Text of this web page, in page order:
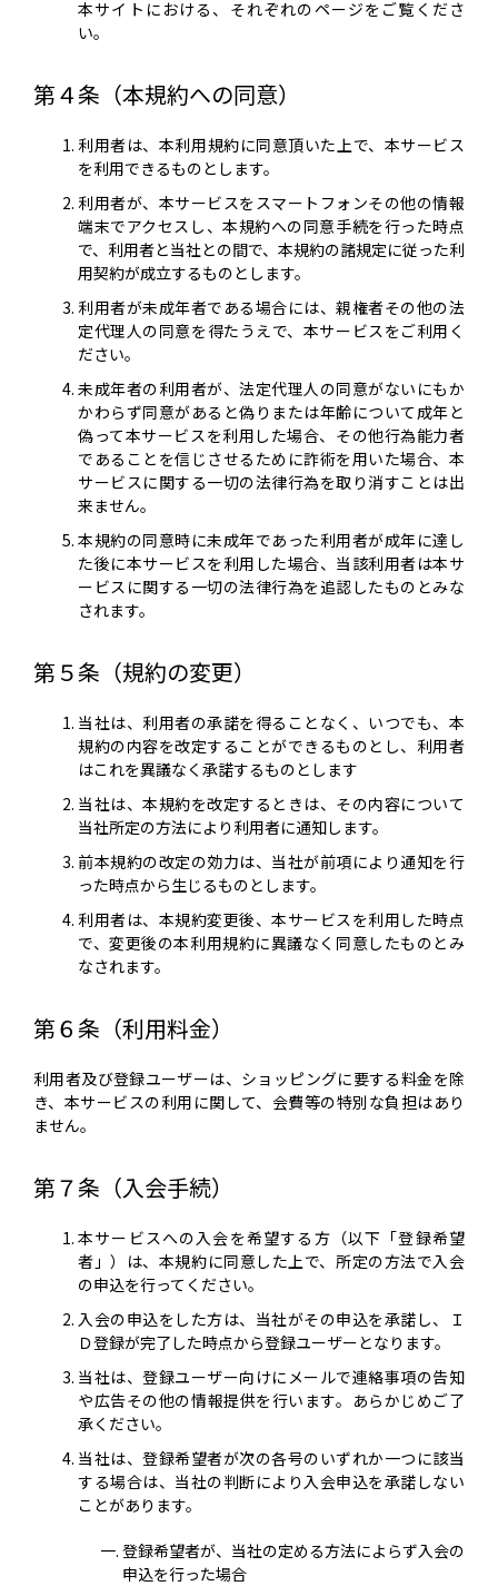
本サイトにおける、それぞれのページをご覧くださ
い。
第４条（本規約への同意）
利用者は、本利用規約に同意頂いた上で、本サービス
を利用できるものとします。
利用者が、本サービスをスマートフォンその他の情報
端末でアクセスし、本規約への同意手続を行った時点
で、利用者と当社との間で、本規約の諸規定に従った利
用契約が成立するものとします。
利用者が未成年者である場合には、親権者その他の法
定代理人の同意を得たうえで、本サービスをご利用く
ださい。
未成年者の利用者が、法定代理人の同意がないにもか
かわらず同意があると偽りまたは年齢について成年と
偽って本サービスを利用した場合、その他行為能力者
であることを信じさせるために詐術を用いた場合、本
サービスに関する一切の法律行為を取り消すことは出
来ません。
本規約の同意時に未成年であった利用者が成年に達し
た後に本サービスを利用した場合、当該利用者は本サ
ービスに関する一切の法律行為を追認したものとみな
されます。
第５条（規約の変更）
当社は、利用者の承諾を得ることなく、いつでも、本
規約の内容を改定することができるものとし、利用者
はこれを異議なく承諾するものとします
当社は、本規約を改定するときは、その内容について
当社所定の方法により利用者に通知します。
前本規約の改定の効力は、当社が前項により通知を行
った時点から生じるものとします。
利用者は、本規約変更後、本サービスを利用した時点
で、変更後の本利用規約に異議なく同意したものとみ
なされます。
第６条（利用料金）
利用者及び登録ユーザーは、ショッピングに要する料金を除
き、本サービスの利用に関して、会費等の特別な負担はあり
ません。
第７条（入会手続）
本サービスへの入会を希望する方（以下「登録希望
者」）は、本規約に同意した上で、所定の方法で入会
の申込を行ってください。
入会の申込をした方は、当社がその申込を承諾し、Ｉ
Ｄ登録が完了した時点から登録ユーザーとなります。
当社は、登録ユーザー向けにメールで連絡事項の告知
や広告その他の情報提供を行います。あらかじめご了
承ください。
当社は、登録希望者が次の各号のいずれか一つに該当
する場合は、当社の判断により入会申込を承諾しない
ことがあります。
登録希望者が、当社の定める方法によらず入会の
申込を行った場合